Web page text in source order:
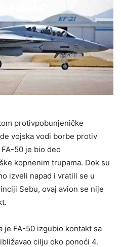
protivpobunjeničke
vojska vodi borbe protiv
50 je bio deo
kopnenim trupama. Dok su
izveli napad i vratili se u
Sebu, ovaj avion se nije
je FA-50 izgubio kontakt sa
cilju oko ponoći 4.